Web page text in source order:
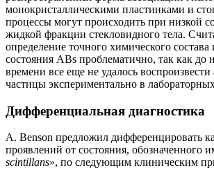
монокристаллическими пластинками и
процессы могут происходить при низкой
жидкой фракции стекловидного тела.
определение точного химического
состояния ABs проблематично, так как до
времени все еще не удалось
частицы экспериментально в
Дифференциальная диагностика
A. Веnson предложил дифференцировать
проявлений от состояния, обозначенного
scintillans», по следующим клиническим